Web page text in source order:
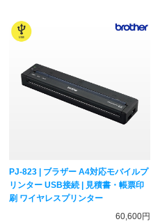
PJ-823 | ブラザー A4対応モバイルプ
リンター USB接続 | 見積書・帳票印
刷 ワイヤレスプリンター
60,600円